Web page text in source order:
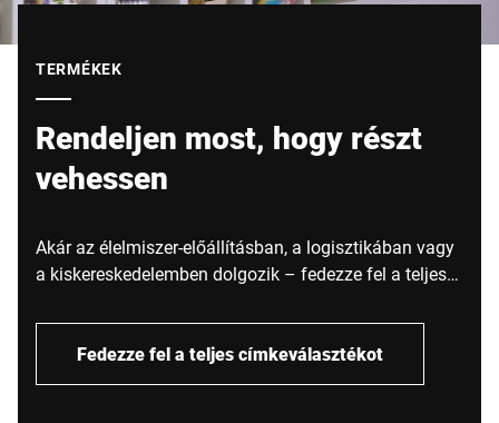
TERMÉKEK
Rendeljen most, hogy részt
vehessen
Akár az élelmiszer-előállításban, a logisztikában vagy
a kiskereskedelemben dolgozik – fedezze fel a teljes
folyamataihoz illő termékeket.
Fedezze fel a teljes címkeválasztékot